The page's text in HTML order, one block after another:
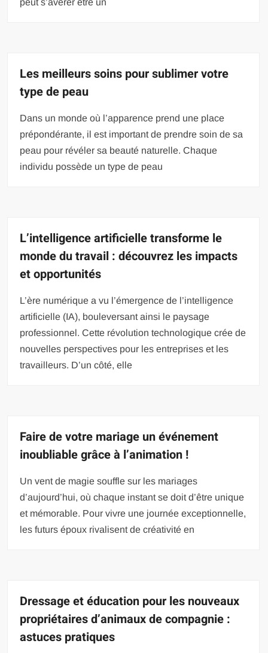
Les meilleurs soins pour sublimer votre
type de peau
Dans un monde où l’apparence prend une place
prépondérante, il est important de prendre soin de sa
peau pour révéler sa beauté naturelle. Chaque
individu possède un type de peau
L’intelligence artificielle transforme le
monde du travail : découvrez les impacts
et opportunités
L’ère numérique a vu l’émergence de l’intelligence
artificielle (IA), bouleversant ainsi le paysage
professionnel. Cette révolution technologique crée de
nouvelles perspectives pour les entreprises et les
travailleurs. D’un côté, elle
Faire de votre mariage un événement
inoubliable grâce à l’animation !
Un vent de magie souffle sur les mariages
d’aujourd’hui, où chaque instant se doit d’être unique
et mémorable. Pour vivre une journée exceptionnelle,
les futurs époux rivalisent de créativité en
Dressage et éducation pour les nouveaux
propriétaires d’animaux de compagnie :
astuces pratiques